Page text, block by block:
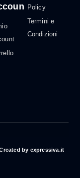
Policy
Termini e
Condizioni
by expressiva.it